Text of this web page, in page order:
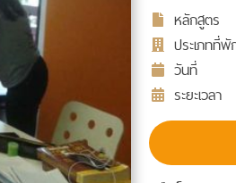
หลักสูตร
ประเภทที่พั
วันที่
ระยะเวลา